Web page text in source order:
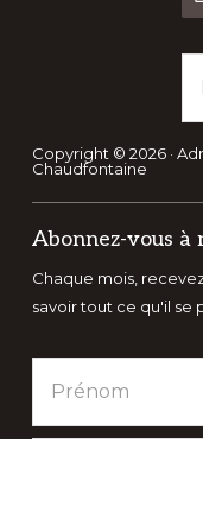
ce
Copyright © 2026 ·
Chaudfontaine
Abonnez-vous
Chaque mois,
savoir tout ce qu'il se